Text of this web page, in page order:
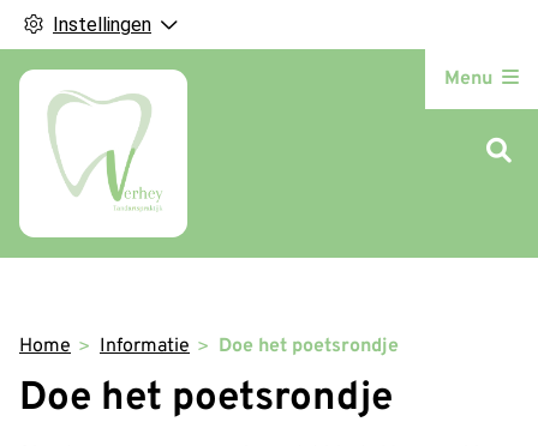
Instellingen
Menu
Home Informatie Doe het poetsrondje
Doe het poetsrondje